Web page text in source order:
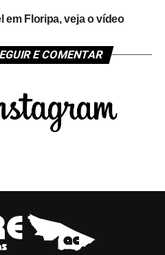
em Floripa, veja o vídeo
E COMENTAR